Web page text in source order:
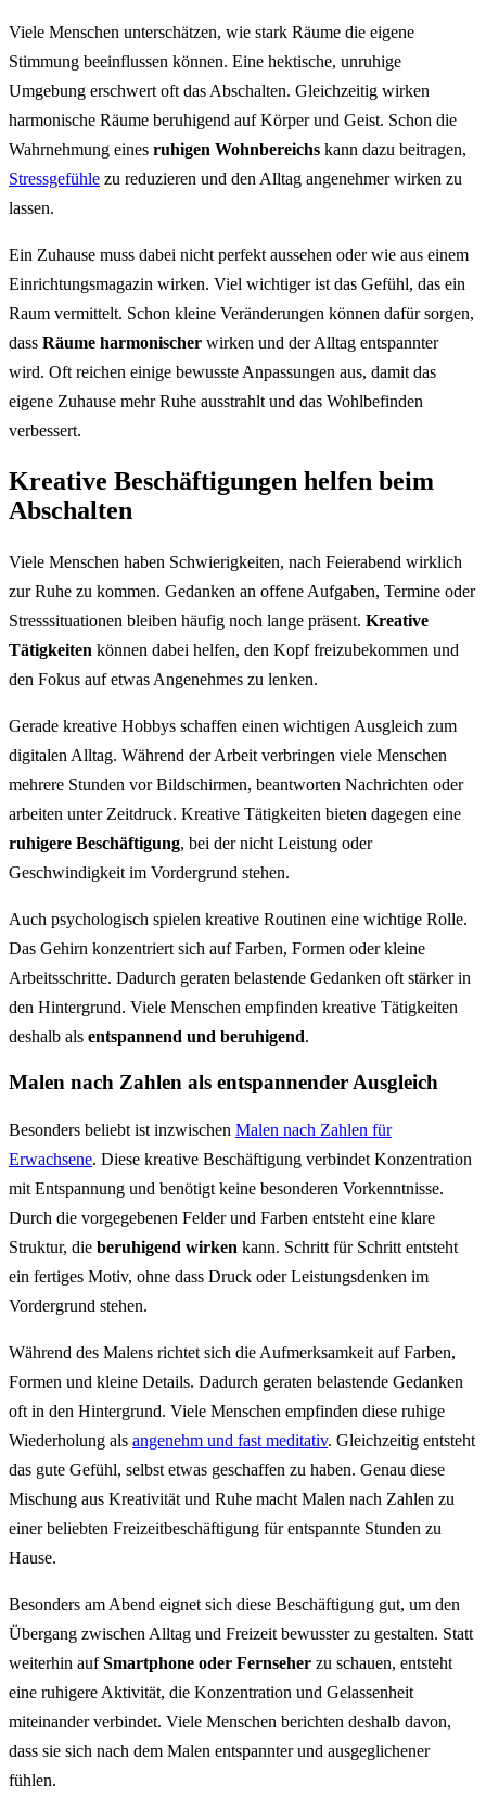
Viele Menschen unterschätzen, wie stark Räume die eigene
Stimmung beeinflussen können. Eine hektische, unruhige
Umgebung erschwert oft das Abschalten. Gleichzeitig wirken
harmonische Räume beruhigend auf Körper und Geist. Schon die
Wahrnehmung eines ruhigen Wohnbereichs kann dazu beitragen,
Stressgefühle zu reduzieren und den Alltag angenehmer wirken zu
lassen.
Ein Zuhause muss dabei nicht perfekt aussehen oder wie aus einem
Einrichtungsmagazin wirken. Viel wichtiger ist das Gefühl, das ein
Raum vermittelt. Schon kleine Veränderungen können dafür sorgen,
dass Räume harmonischer wirken und der Alltag entspannter
wird. Oft reichen einige bewusste Anpassungen aus, damit das
eigene Zuhause mehr Ruhe ausstrahlt und das Wohlbefinden
verbessert.
Kreative Beschäftigungen helfen beim
Abschalten
Viele Menschen haben Schwierigkeiten, nach Feierabend wirklich
zur Ruhe zu kommen. Gedanken an offene Aufgaben, Termine oder
Stresssituationen bleiben häufig noch lange präsent. Kreative
Tätigkeiten können dabei helfen, den Kopf freizubekommen und
den Fokus auf etwas Angenehmes zu lenken.
Gerade kreative Hobbys schaffen einen wichtigen Ausgleich zum
digitalen Alltag. Während der Arbeit verbringen viele Menschen
mehrere Stunden vor Bildschirmen, beantworten Nachrichten oder
arbeiten unter Zeitdruck. Kreative Tätigkeiten bieten dagegen eine
ruhigere Beschäftigung, bei der nicht Leistung oder
Geschwindigkeit im Vordergrund stehen.
Auch psychologisch spielen kreative Routinen eine wichtige Rolle.
Das Gehirn konzentriert sich auf Farben, Formen oder kleine
Arbeitsschritte. Dadurch geraten belastende Gedanken oft stärker in
den Hintergrund. Viele Menschen empfinden kreative Tätigkeiten
deshalb als entspannend und beruhigend.
Malen nach Zahlen als entspannender Ausgleich
Besonders beliebt ist inzwischen Malen nach Zahlen für
Erwachsene. Diese kreative Beschäftigung verbindet Konzentration
mit Entspannung und benötigt keine besonderen Vorkenntnisse.
Durch die vorgegebenen Felder und Farben entsteht eine klare
Struktur, die beruhigend wirken kann. Schritt für Schritt entsteht
ein fertiges Motiv, ohne dass Druck oder Leistungsdenken im
Vordergrund stehen.
Während des Malens richtet sich die Aufmerksamkeit auf Farben,
Formen und kleine Details. Dadurch geraten belastende Gedanken
oft in den Hintergrund. Viele Menschen empfinden diese ruhige
Wiederholung als angenehm und fast meditativ. Gleichzeitig entsteht
das gute Gefühl, selbst etwas geschaffen zu haben. Genau diese
Mischung aus Kreativität und Ruhe macht Malen nach Zahlen zu
einer beliebten Freizeitbeschäftigung für entspannte Stunden zu
Hause.
Besonders am Abend eignet sich diese Beschäftigung gut, um den
Übergang zwischen Alltag und Freizeit bewusster zu gestalten. Statt
weiterhin aufSmartphone oder Fernseher zu schauen, entsteht
eine ruhigere Aktivität, die Konzentration und Gelassenheit
miteinander verbindet. Viele Menschen berichten deshalb davon,
dass sie sich nach dem Malen entspannter und ausgeglichener
fühlen.